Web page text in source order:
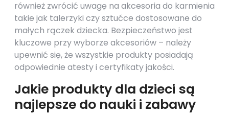
również zwrócić uwagę na akcesoria do karmienia
takie jak talerzyki czy sztućce dostosowane do
małych rączek dziecka. Bezpieczeństwo jest
kluczowe przy wyborze akcesoriów – należy
upewnić się, że wszystkie produkty posiadają
odpowiednie atesty i certyfikaty jakości.
Jakie produkty dla dzieci są
najlepsze do nauki i zabawy